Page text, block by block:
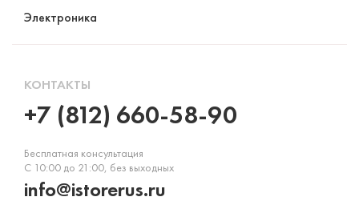
Электроника
КОНТАКТЫ
+7 (812) 660-58-90
Бесплатная консультация
С 10:00 до 21:00, без выходных
info@istorerus.ru